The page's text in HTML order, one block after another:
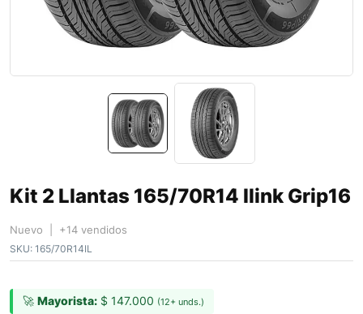
Kit 2 Llantas 165/70R14 Ilink Grip16
Nuevo | +14 vendidos
SKU: 165/70R14IL
🚀 Mayorista: $ 147.000 (12+ unds.)